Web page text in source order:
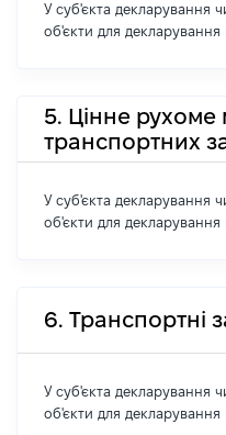
У суб'єкта декларування
об'єкти для декларування
5. Цінне рухоме
транспортних
У суб'єкта декларування
об'єкти для декларування
6. Транспортні
У суб'єкта декларування
об'єкти для декларування